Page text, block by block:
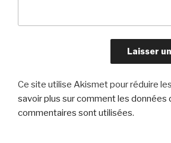
Ce site utilise Akismet pour réduire
savoir plus sur comment les données
commentaires sont utilisées.